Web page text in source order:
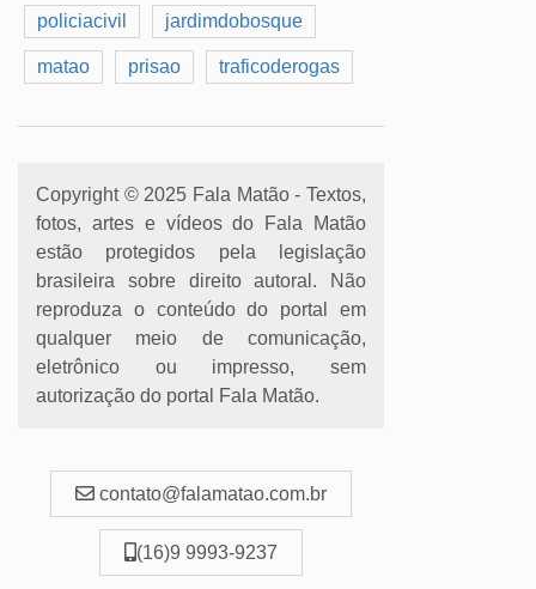
policiacivil jardimdobosque
matao prisao traficoderogas
Copyright © 2025 Fala Matão - Textos,
fotos, artes e vídeos do Fala Matão
estão protegidos pela legislação
brasileira sobre direito autoral. Não
reproduza o conteúdo do portal em
qualquer meio de comunicação,
eletrônico ou impresso, sem
autorização do portal Fala Matão.
contato@falamatao.com.br
(16)9 9993-9237